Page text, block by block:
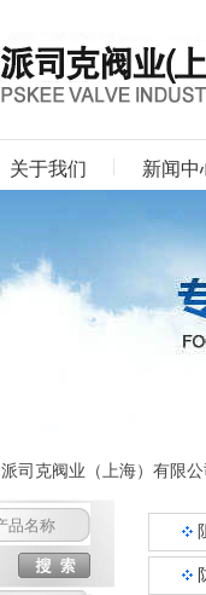
关于我们 新闻中
派司克阀业（上海）有限公